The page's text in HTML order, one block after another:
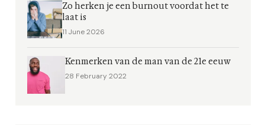
Zo herken je een burnout voordat het te
laat is
11 June 2026
Kenmerken van de man van de 21e eeuw
28 February 2022